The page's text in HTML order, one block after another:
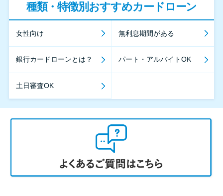
種類・特徴別おすすめカードローン
女性向け 無利息期間がある
銀行カードローンとは？ パート・アルバイトOK
土日審査OK